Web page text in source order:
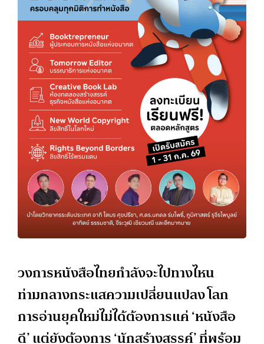
วงการหนังสือไทยกำลังจะไปทางไหน
ท่ามกลางกระแสความเปลี่ยนแปลง โลก
การอ่านยุคใหม่ไม่ได้ต้องการแค่ ‘หนังสือ
ดี’ แต่ยังต้องการ ‘นักสร้างสรรค์’ ที่พร้อม